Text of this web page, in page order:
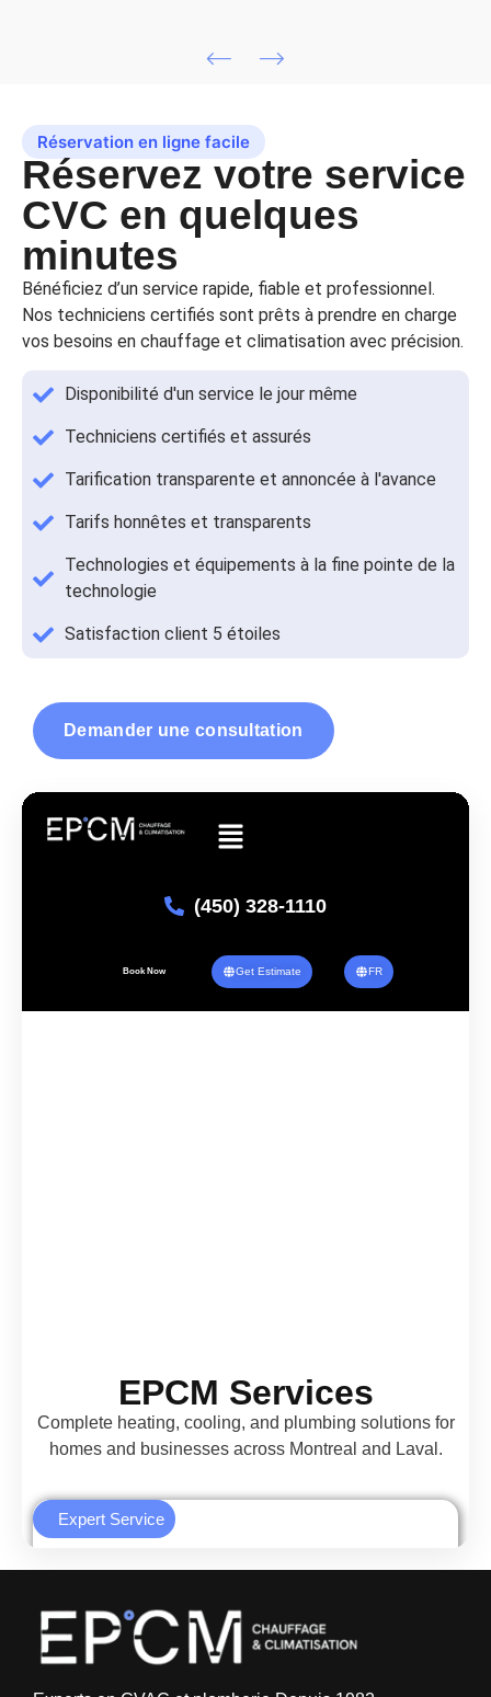
Réservation en ligne facile
Réservez votre service
CVC en quelques
minutes
Bénéficiez d’un service rapide, fiable et professionnel.
Nos techniciens certifiés sont prêts à prendre en charge
vos besoins en chauffage et climatisation avec précision.
Disponibilité d'un service le jour même
Techniciens certifiés et assurés
Tarification transparente et annoncée à l'avance
Tarifs honnêtes et transparents
Technologies et équipements à la fine pointe de la
technologie
Satisfaction client 5 étoiles
Demander une consultation